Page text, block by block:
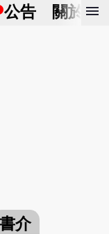
公告 關於 menu
書介